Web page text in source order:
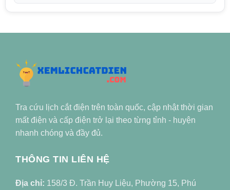
Tra cứu lịch cắt điện trên toàn quốc, cập nhật thời gian
mất điện và cấp điện trở lại theo từng tỉnh - huyện
nhanh chóng và đầy đủ.
THÔNG TIN LIÊN HỆ
Địa chỉ: 158/3 Đ. Trần Huy Liệu, Phường 15, Phú